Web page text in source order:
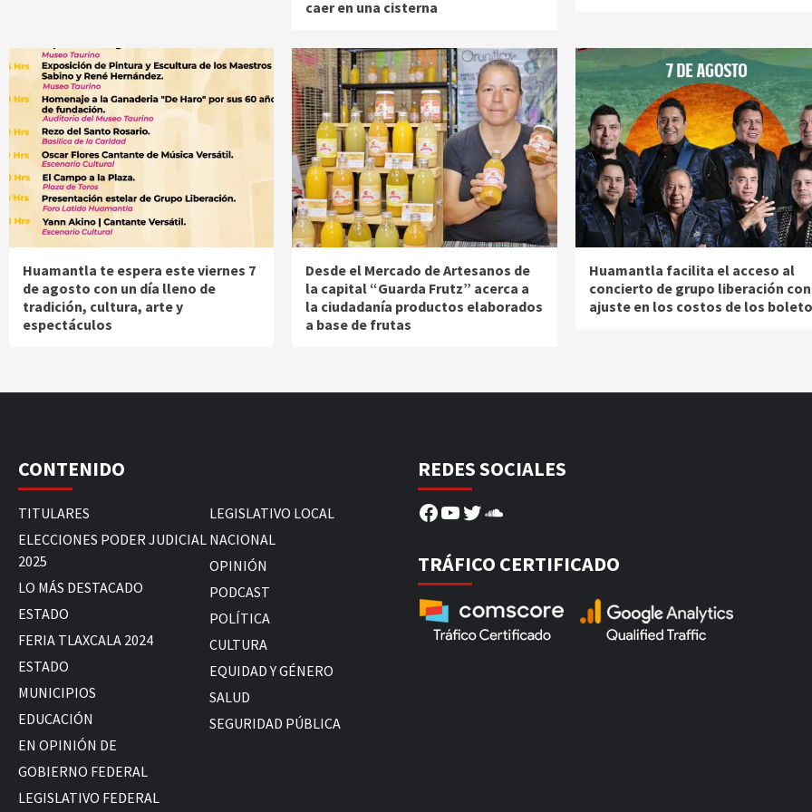
caer en una cisterna
Huamantla te espera este viernes 7
de agosto con un día lleno de
tradición, cultura, arte y
espectáculos
Desde el Mercado de Artesanos de
la capital “Guarda Frutz” acerca a
la ciudadanía productos elaborados
a base de frutas
Huamantla facilita el acceso al
concierto de grupo liberación con
ajuste en los costos de los
CONTENIDO
TITULARES
ELECCIONES PODER JUDICIAL
2025
LO MÁS DESTACADO
ESTADO
FERIA TLAXCALA 2024
ESTADO
MUNICIPIOS
EDUCACIÓN
EN OPINIÓN DE
GOBIERNO FEDERAL
LEGISLATIVO FEDERAL
LEGISLATIVO LOCAL
NACIONAL
OPINIÓN
PODCAST
POLÍTICA
CULTURA
EQUIDAD Y GÉNERO
SALUD
SEGURIDAD PÚBLICA
REDES SOCIALES
Facebook
YouTube
Twitter
SoundCloud
TRÁFICO CERTIFICADO